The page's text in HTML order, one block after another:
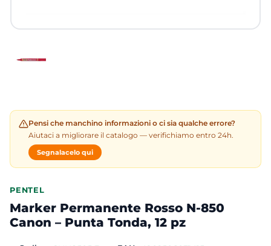
Pensi che manchino informazioni o ci sia qualche errore?
Aiutaci a migliorare il catalogo — verifichiamo entro 24h.
Segnalacelo qui
PENTEL
Marker Permanente Rosso N-850
Canon – Punta Tonda, 12 pz